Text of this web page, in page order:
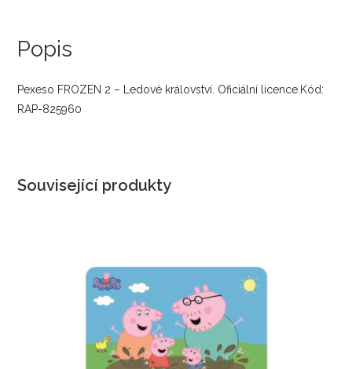
Popis
Pexeso FROZEN 2 – Ledové království. Oficiální licence.Kód:
RAP-825960
Související produkty